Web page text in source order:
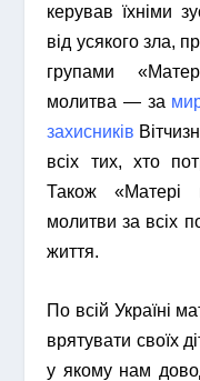
керував їхніми
від усякого зла,
групами
молитва ― за
захисників
всіх тих, хто
Також «Матері
молитви за всіх
життя.
По всій Україні
врятувати своїх
у якому нам